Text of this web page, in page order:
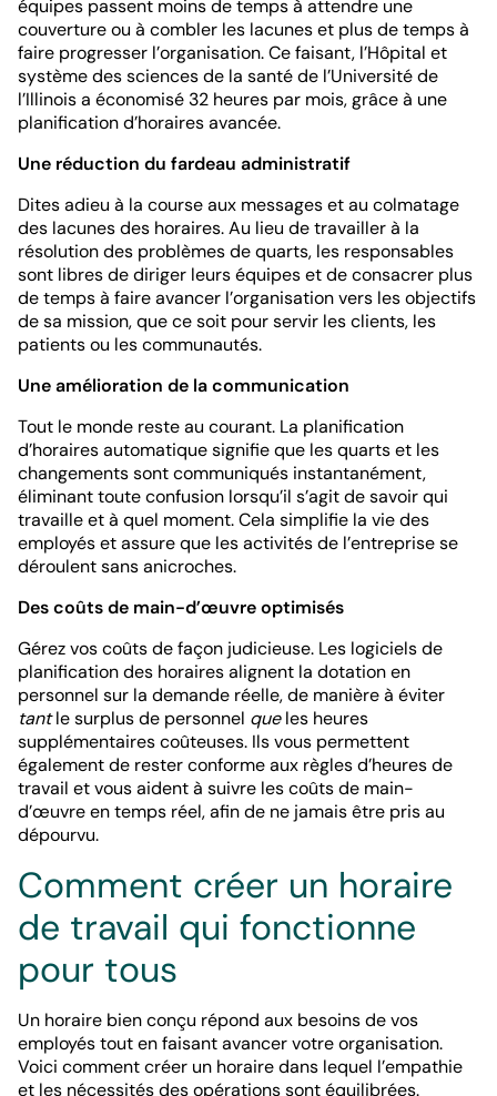
équipes passent moins de temps à attendre une
couverture ou à combler les lacunes et plus de temps à
faire progresser l’organisation. Ce faisant, l’Hôpital et
système des sciences de la santé de l’Université de
l’Illinois a économisé 32 heures par mois, grâce à une
planification d’horaires avancée.
Une réduction du fardeau administratif
Dites adieu à la course aux messages et au colmatage
des lacunes des horaires. Au lieu de travailler à la
résolution des problèmes de quarts, les responsables
sont libres de diriger leurs équipes et de consacrer plus
de temps à faire avancer l’organisation vers les objectifs
de sa mission, que ce soit pour servir les clients, les
patients ou les communautés.
Une amélioration de la communication
Tout le monde reste au courant. La planification
d’horaires automatique signifie que les quarts et les
changements sont communiqués instantanément,
éliminant toute confusion lorsqu’il s’agit de savoir qui
travaille et à quel moment. Cela simplifie la vie des
employés et assure que les activités de l’entreprise se
déroulent sans anicroches.
Des coûts de main-d’œuvre optimisés
Gérez vos coûts de façon judicieuse. Les logiciels de
planification des horaires alignent la dotation en
personnel sur la demande réelle, de manière à éviter
tantle surplus de personnel queles heures
supplémentaires coûteuses. Ils vous permettent
également de rester conforme aux règles d’heures de
travail et vous aident à suivre les coûts de main-
d’œuvre en temps réel, afin de ne jamais être pris au
dépourvu.
Comment créer un horaire
de travail qui fonctionne
pour tous
Un horaire bien conçu répond aux besoins de vos
employés tout en faisant avancer votre organisation.
Voici comment créer un horaire dans lequel l’empathie
et les nécessités des opérations sont équilibrées.